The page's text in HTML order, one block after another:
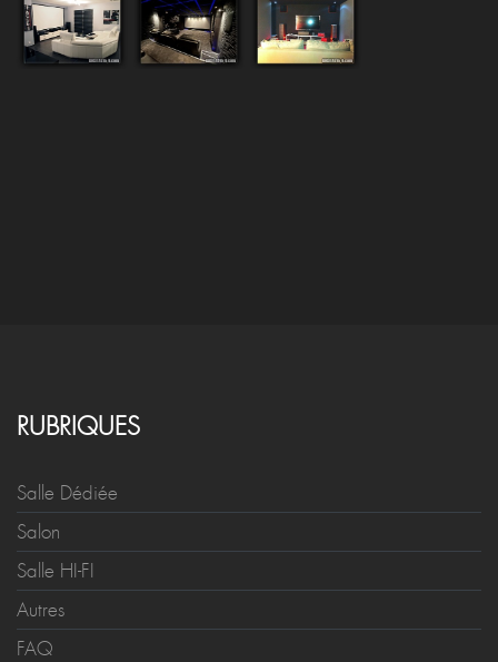
RUBRIQUES
Salle Dédiée
Salon
Salle HI-FI
Autres
FAQ